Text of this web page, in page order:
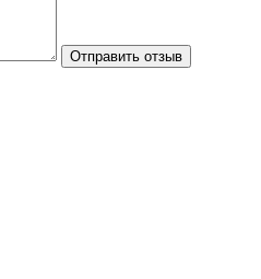
Отправить отзыв